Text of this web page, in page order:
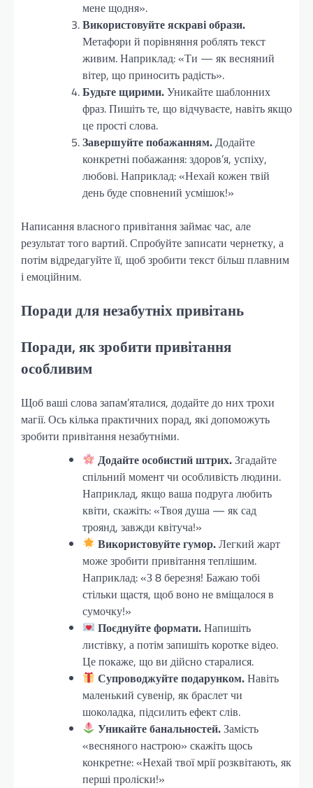
мене щодня».
Використовуйте яскраві образи.
Метафори й порівняння роблять текст
живим. Наприклад: «Ти — як весняний
вітер, що приносить радість».
Будьте щирими.Уникайте шаблонних
фраз. Пишіть те, що відчуваєте, навіть якщо
це прості слова.
Завершуйте побажанням.Додайте
конкретні побажання: здоров’я, успіху,
любові. Наприклад: «Нехай кожен твій
день буде сповнений усмішок!»
Написання власного привітання займає час, але
результат того вартий. Спробуйте записати чернетку, а
потім відредагуйте її, щоб зробити текст більш плавним
і емоційним.
Поради для незабутніх привітань
Поради, як зробити привітання
особливим
Щоб ваші слова запам’яталися, додайте до них трохи
магії. Ось кілька практичних порад, які допоможуть
зробити привітання незабутніми.
Додайте особистий штрих.Згадайте
спільний момент чи особливість людини.
Наприклад, якщо ваша подруга любить
квіти, скажіть: «Твоя душа — як сад
троянд, завжди квітуча!»
Використовуйте гумор.Легкий жарт
може зробити привітання теплішим.
Наприклад: «З 8 березня! Бажаю тобі
стільки щастя, щоб воно не вміщалося в
сумочку!»
Поєднуйте формати.Напишіть
листівку, а потім запишіть коротке відео.
Це покаже, що ви дійсно старалися.
Супроводжуйте подарунком.Навіть
маленький сувенір, як браслет чи
шоколадка, підсилить ефект слів.
Уникайте банальностей.Замість
«весняного настрою» скажіть щось
конкретне: «Нехай твої мрії розквітають, як
перші проліски!»